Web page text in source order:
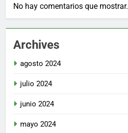
No hay comentarios que mostrar.
Archives
agosto 2024
julio 2024
junio 2024
mayo 2024